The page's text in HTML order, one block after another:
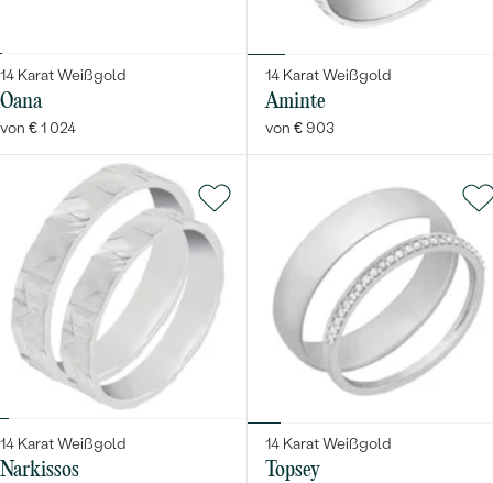
14 Karat Weißgold
Oana
von € 1 024
14 Karat Weißgold
Aminte
von € 903
14 Karat Weißgold
Narkissos
14 Karat Weißgold
Topsey